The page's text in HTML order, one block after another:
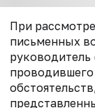
При
письменных
руководитель
проводившего